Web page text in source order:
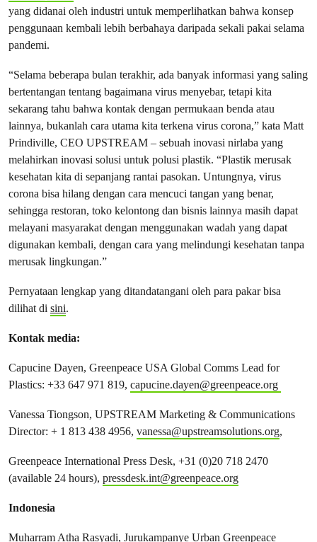
yang didanai oleh industri untuk memperlihatkan bahwa konsep
penggunaan kembali lebih berbahaya daripada sekali pakai selama
pandemi.
“Selama beberapa bulan terakhir, ada banyak informasi yang saling
bertentangan tentang bagaimana virus menyebar, tetapi kita
sekarang tahu bahwa kontak dengan permukaan benda atau
lainnya, bukanlah cara utama kita terkena virus corona,” kata Matt
Prindiville, CEO UPSTREAM – sebuah inovasi nirlaba yang
melahirkan inovasi solusi untuk polusi plastik. “Plastik merusak
kesehatan kita di sepanjang rantai pasokan. Untungnya, virus
corona bisa hilang dengan cara mencuci tangan yang benar,
sehingga restoran, toko kelontong dan bisnis lainnya masih dapat
melayani masyarakat dengan menggunakan wadah yang dapat
digunakan kembali, dengan cara yang melindungi kesehatan tanpa
merusak lingkungan.”
Pernyataan lengkap yang ditandatangani oleh para pakar bisa
dilihat di sini.
Kontak media:
Capucine Dayen, Greenpeace USA Global Comms Lead for
Plastics: +33 647 971 819, capucine.dayen@greenpeace.org
Vanessa Tiongson, UPSTREAM Marketing & Communications
Director: + 1 813 438 4956, vanessa@upstreamsolutions.org,
Greenpeace International Press Desk, +31 (0)20 718 2470
(available 24 hours), pressdesk.int@greenpeace.org
Indonesia
Muharram Atha Rasyadi, Jurukampanye Urban Greenpeace